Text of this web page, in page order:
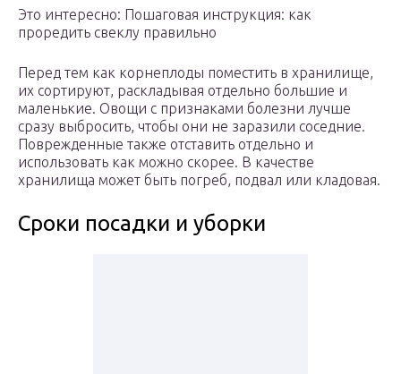
Это интересно: Пошаговая инструкция: как
проредить свеклу правильно
Перед тем как корнеплоды поместить в хранилище,
их сортируют, раскладывая отдельно большие и
маленькие. Овощи с признаками болезни лучше
сразу выбросить, чтобы они не заразили соседние.
Поврежденные также отставить отдельно и
использовать как можно скорее. В качестве
хранилища может быть погреб, подвал или кладовая.
Сроки посадки и уборки